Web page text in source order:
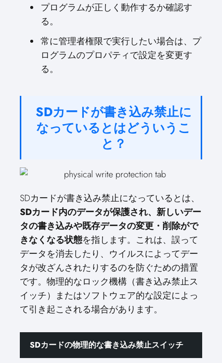
プログラムが正しく動作するか確認す
る。
常に管理者権限で実行したい場合は、プ
ログラムのプロパティで設定を変更す
る。
SDカードが書き込み禁止に
なっているとはどういうこ
と？
SDカードが書き込み禁止になっているとは、
SDカード内のデータが保護され、新しいデー
タの書き込みや既存データの変更・削除がで
きなくなる状態を指します。これは、誤って
データを消去したり、ウイルスによってデー
タが改ざんされたりするのを防ぐための措置
です。物理的なロック機構（書き込み禁止ス
イッチ）またはソフトウェア的な設定によっ
て引き起こされる場合があります。
SDカードの物理的な書き込み禁止スイッチ